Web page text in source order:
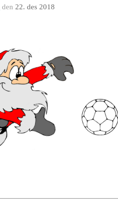
den 22. des 2018